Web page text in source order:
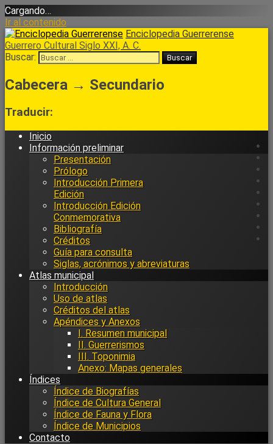
Cargando…
Ir al contenido
Enciclopedia Guerrerense
Guerrero Cultural Siglo XXI, A. C.
Buscar:
Cabecera → Secundario
Traducir:
Inicio
Información preliminar
Presentación
Prólogo
Introducción Primera
Edición
Introducción Edición
Conmemorativa
Bibliografía
Créditos
Guía para consulta
Siglas, acrónimos y abreviaturas
Atlas municipal
Introducción
Uso de atlas
Créditos del atlas
Apéndices y Anexos
I. Resumen municipal
II. Guerrerismos
III. Toponimia
Anexo: Mapas generales
Índices
Índice de Biografías
Índice de Cultura General
Índice de Fauna y Flora
Índice de Municipios
Contacto